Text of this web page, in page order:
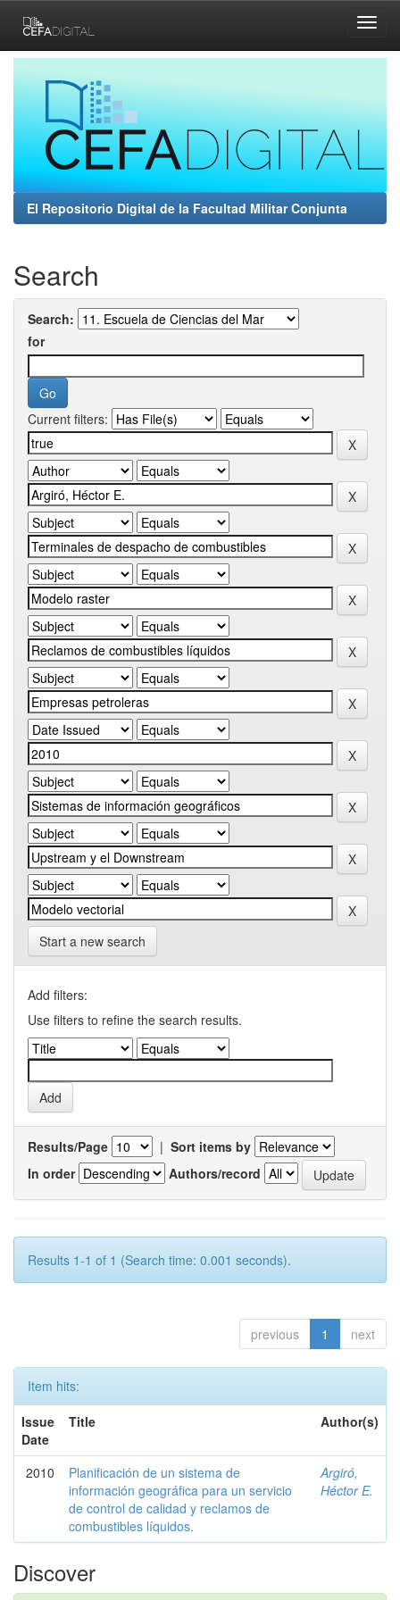
navigation
El Repositorio Digital de la Facultad Militar Conjunta
Search
Search:
for
Current filters:
Start a new search
Add filters:
Use filters to refine the search results.
Results/Page | Sort items by
In order
Authors/record
Results 1-1 of 1 (Search time: 0.001 seconds).
previous 1 next
Item hits:
Issue
Date
Title Author(s)
2010
Planificación de un sistema de
información geográfica para un servicio
de control de calidad y reclamos de
combustibles líquidos.
Argiró,
Héctor E.
Discover